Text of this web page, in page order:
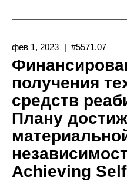
Через
По
Вопросам
Для
Лиц
С
фев 1, 2023 #5571.07
получения
средств
Плану
Achieving